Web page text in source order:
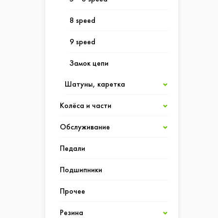
8 speed
9 speed
Замок цепи
Шатуны, каретка
Каретка
Прочее
Шатуны
Колёса и части
Втулки
Колёса
Оси
Спицы
Обслуживание
Велоаптечки
Инструмент
Моющие средства
Очистители и другое
Педали
Подшипники
Прочее
Резина